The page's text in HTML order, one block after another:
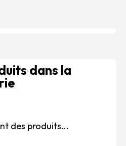
dans la
des produits...